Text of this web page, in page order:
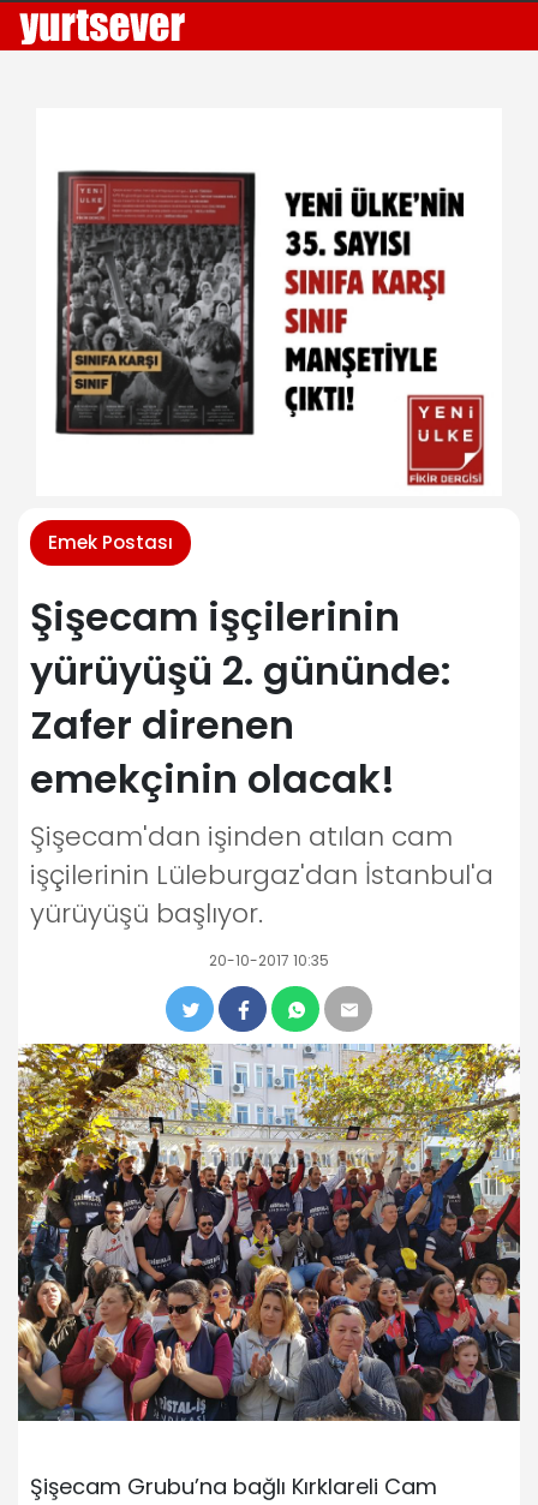
Emek Postası
Şişecam işçilerinin
yürüyüşü 2. gününde:
Zafer direnen
emekçinin olacak!
Şişecam'dan işinden atılan cam
işçilerinin Lüleburgaz'dan İstanbul'a
yürüyüşü başlıyor.
20-10-2017 10:35
Şişecam Grubu’na bağlı Kırklareli Cam